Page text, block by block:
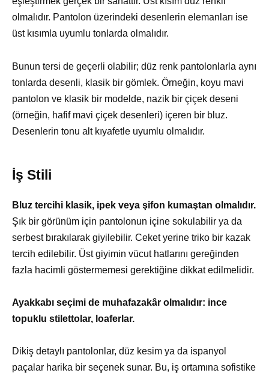
olmalıdır. Pantolon üzerindeki desenlerin elemanları ise
üst kısımla uyumlu tonlarda olmalıdır.
Bunun tersi de geçerli olabilir; düz renk pantolonlarla aynı
tonlarda desenli, klasik bir gömlek. Örneğin, koyu mavi
pantolon ve klasik bir modelde, nazik bir çiçek deseni
(örneğin, hafif mavi çiçek desenleri) içeren bir bluz.
Desenlerin tonu alt kıyafetle uyumlu olmalıdır.
İş Stili
Bluz tercihi klasik, ipek veya şifon kumaştan olmalıdır.
Şık bir görünüm için pantolonun içine sokulabilir ya da
serbest bırakılarak giyilebilir. Ceket yerine triko bir kazak
tercih edilebilir. Üst giyimin vücut hatlarını gereğinden
fazla hacimli göstermemesi gerektiğine dikkat edilmelidir.
Ayakkabı seçimi de muhafazakâr olmalıdır: ince
topuklu stilettolar, loaferlar.
Dikiş detaylı pantolonlar, düz kesim ya da ispanyol
paçalar harika bir seçenek sunar. Bu, iş ortamına sofistike